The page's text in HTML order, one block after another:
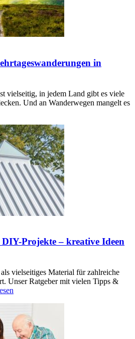
in
vielseitig, in jedem Land gibt es viele
Und an Wanderwegen mangelt es
Projekte – kreative Ideen
vielseitiges Material für zahlreiche
Unser Ratgeber mit vielen Tipps &